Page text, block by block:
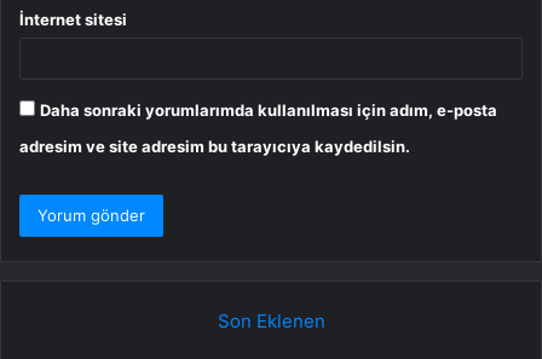
İnternet sitesi
Daha sonraki yorumlarımda kullanılması için adım, e-posta
adresim ve site adresim bu tarayıcıya kaydedilsin.
Son Eklenen